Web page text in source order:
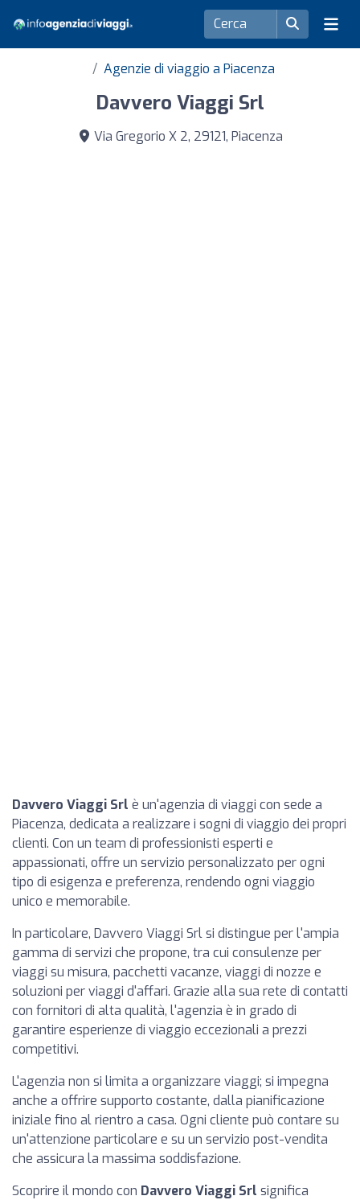
Agenzie di viaggio a Piacenza
Davvero Viaggi Srl
Via Gregorio X 2, 29121, Piacenza
Davvero Viaggi Srl è un'agenzia di viaggi con sede a
Piacenza, dedicata a realizzare i sogni di viaggio dei propri
clienti. Con un team di professionisti esperti e
appassionati, offre un servizio personalizzato per ogni
tipo di esigenza e preferenza, rendendo ogni viaggio
unico e memorabile.
In particolare, Davvero Viaggi Srl si distingue per l'ampia
gamma di servizi che propone, tra cui consulenze per
viaggi su misura, pacchetti vacanze, viaggi di nozze e
soluzioni per viaggi d'affari. Grazie alla sua rete di contatti
con fornitori di alta qualità, l'agenzia è in grado di
garantire esperienze di viaggio eccezionali a prezzi
competitivi.
L'agenzia non si limita a organizzare viaggi; si impegna
anche a offrire supporto costante, dalla pianificazione
iniziale fino al rientro a casa. Ogni cliente può contare su
un'attenzione particolare e su un servizio post-vendita
che assicura la massima soddisfazione.
Scoprire il mondo con Davvero Viaggi Srl significa